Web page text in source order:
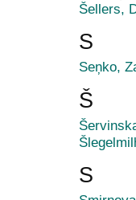
Šellers,
S
Seņko,
Š
S